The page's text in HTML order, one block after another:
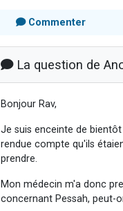
Commenter
La question de
Bonjour Rav,
Je suis enceinte de
rendue compte qu'ils
prendre.
Mon médecin m'a donc
concernant Pessah, peut-